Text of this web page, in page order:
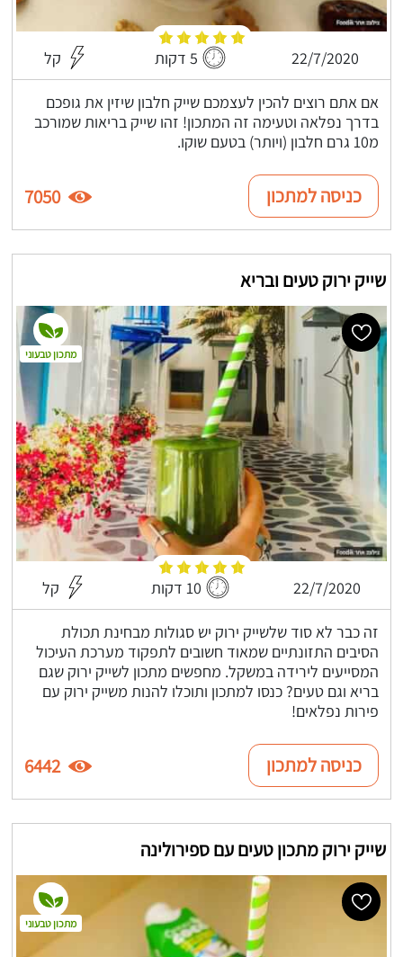
22/7/2020 5 דקות קל
אם אתם רוצים להכין לעצמכם שייק חלבון שיזין את גופכם
בדרך נפלאה וטעימה זה המתכון! זהו שייק בריאות שמורכב
מ10 גרם חלבון (ויותר) בטעם שוקו.
כניסה למתכון 7050
שייק ירוק טעים ובריא
22/7/2020 10 דקות קל
זה כבר לא סוד שלשייק ירוק יש סגולות מבחינת תכולת
הסיבים התזונתיים שמאוד חשובים לתפקוד מערכת העיכול
המסייעים לירידה במשקל. מחפשים מתכון לשייק ירוק שגם
בריא וגם טעים? כנסו למתכון ותוכלו להנות משייק ירוק עם
פירות נפלאים!
מתכון טבעוני
כניסה למתכון 6442
שייק ירוק מתכון טעים עם ספירולינה
מתכון טבעוני